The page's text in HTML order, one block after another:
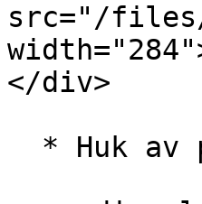
src="/files/
</div>